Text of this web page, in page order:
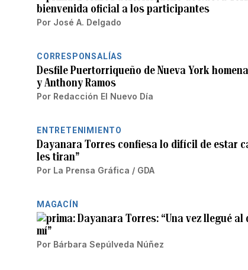
bienvenida oficial a los participantes
Por José A. Delgado
CORRESPONSALÍAS
Desfile Puertorriqueño de Nueva York
y Anthony Ramos
Por Redacción El Nuevo Día
ENTRETENIMIENTO
Dayanara Torres confiesa lo difícil de estar
les tiran”
Por La Prensa Gráfica / GDA
MAGACÍN
Dayanara Torres: “Una vez llegué
mí”
Por Bárbara Sepúlveda Núñez